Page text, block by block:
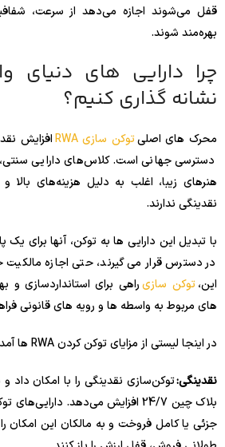
قفل می‌شوند اجازه می‌دهد از سرعت،
بهره‌مند شوند.
نشانه گذاری کنیم؟
محرک های اصلیتوکن سازی RWA
افزایش
دسترسی جهانی است. کلاس‌های دارایی سنتی،
هنرهای زیبا، اغلب به دلیل هزینه‌های بالا
نقدینگی ندارند.
با تبدیل این دارایی ها به توکن، آنها برای یک
در دسترس قرار می گیرند، حتی اجازه
این،توکن سازیراهی برای استانداردسازی و
های مربوط به واسطه ها و رویه های قانونی
در اینجا لیستی از مزایای توکن کردن RWA ها آمده است.
نقدینگی:توکن‌سازی نقدینگی را با امکان داد و
بلاک چین 24/7 افزایش می‌دهد.
جزئی یا کامل فروخت و به مالکان این امکان